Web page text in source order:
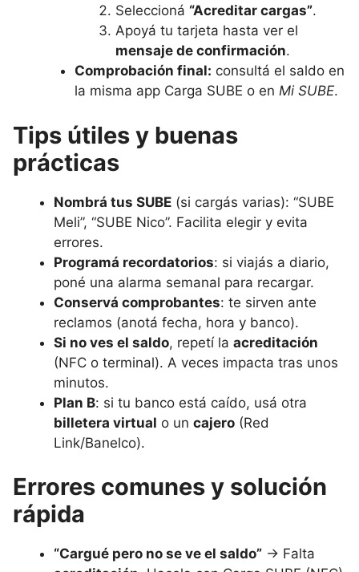
Seleccioná “Acreditar cargas”.
Apoyá tu tarjeta hasta ver el
mensaje de confirmación.
Comprobación final: consultá el saldo en
la misma app Carga SUBE o en Mi SUBE.
Tips útiles y buenas
prácticas
Nombrá tus SUBE (si cargás varias): “SUBE
Meli”, “SUBE Nico”. Facilita elegir y evita
errores.
Programá recordatorios: si viajás a diario,
poné una alarma semanal para recargar.
Conservá comprobantes: te sirven ante
reclamos (anotá fecha, hora y banco).
Si no ves el saldo, repetí la acreditación
(NFC o terminal). A veces impacta tras unos
minutos.
Plan B: si tu banco está caído, usá otra
billetera virtual o un cajero (Red
Link/Banelco).
Errores comunes y solución
rápida
“Cargué pero no se ve el saldo” → Falta